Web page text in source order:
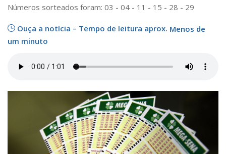
Números sorteados foram: 03 - 04 - 11 - 15 - 28 - 29
Ouça a notícia – Tempo de leitura aprox. Menos de
um minuto